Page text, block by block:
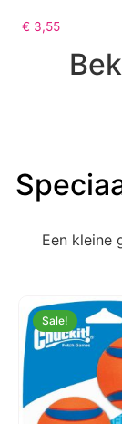
€ 3,55
Een kleine
Sale!